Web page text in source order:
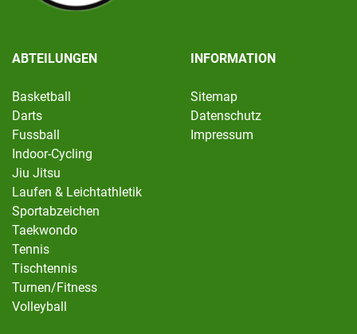
ABTEILUNGEN
Basketball
Darts
Fussball
Indoor-Cycling
Jiu Jitsu
Laufen & Leichtathletik
Sportabzeichen
Taekwondo
Tennis
Tischtennis
Turnen/Fitness
Volleyball
INFORMATION
Sitemap
Datenschutz
Impressum